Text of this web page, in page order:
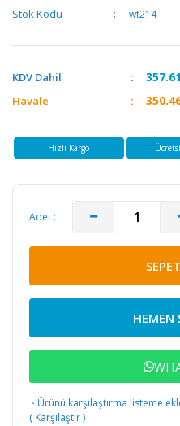
Stok Kodu wt214
KDV Dahil 357.61
Havale
Hızlı Kargo
Adet :
HEMEN
· Ürünü karşılaştırma listeme
( Karşılaştır)